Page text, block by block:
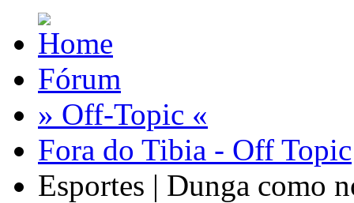
Fórum
» Off-Topic «
Fora do Tibia - Off Topic
Esportes | Dunga como